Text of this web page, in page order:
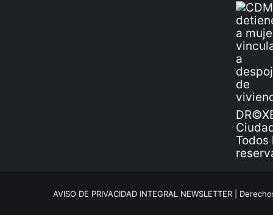
Todos
AVISO DE PRIVACIDAD INTEGRAL NEWSLETTER |